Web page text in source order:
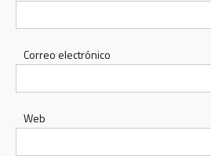
Correo electrónico
Web